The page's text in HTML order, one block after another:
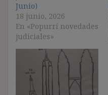
Junio)
18 junio, 2026
En «Popurrí novedades
judiciales»